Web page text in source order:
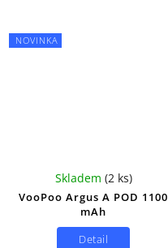
NOVINKA
VooPoo Argus A POD 1100
mAh
Skladem (2 ks)
Detail